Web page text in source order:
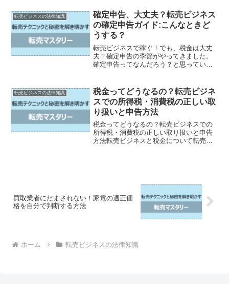
時の法律違反例2：商標法イマドキの落と
し穴！新たな法律違反例...
転売ビジネスの法律知識
確定申告、大丈夫？転売ビジネス
の確定申告ガイド:こんなときど
うする？
転売ビジネスで稼ぐ！でも、税金は大丈
夫？確定申告の季節がやってきました。
確定申告ってなんだろう？と思っている
すく、転売ビジネスでの確定申告につい
て解説しています。自己申...
転売ビジネスの法律知識
税金ってどうなるの？転売ビジネ
スでの所得税・消費税の正しい取
り扱いと申告方法
税金ってどうなるの？転売ビジネスでの
所得税・消費税の正しい取り扱いと申告
方法転売ビジネスと税金について転売ビ
買取業者にだまされない！家電の適正価
格を自分で判断する方法
ホーム 転売ビジネスの法律知識